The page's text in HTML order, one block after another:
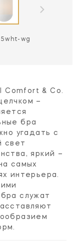
wg
Comfort & Co.
–
бра
угадать с
свет
яркий –
самых
интерьера.
служат